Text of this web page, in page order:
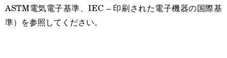
ASTM電気電子基準、IEC – 印刷された電子機器の国際基
準）を参照してください。